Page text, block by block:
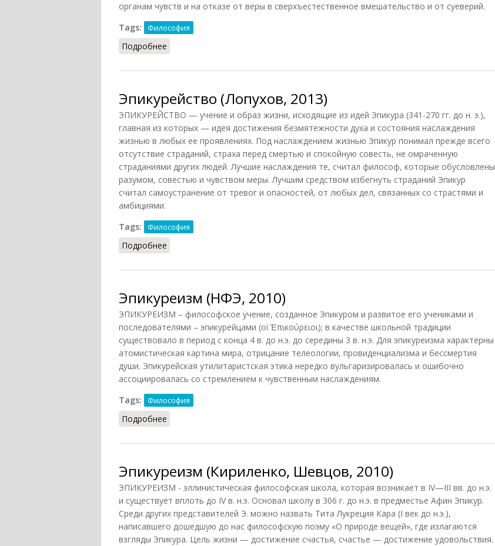
органам чувств и на отказе от веры в сверхъестественное вмешательство и от суеверий.
Tags:
Философия
Подробнее
Эпикурейство (Лопухов, 2013)
ЭПИКУРЕЙСТВО — учение и образ жизни, исходящие из идей Эпикура (341-270 гг. до н. э.),
главная из которых — идея достижения безмятежности духа и состояния наслаждения
жизнью в любых ее проявлениях. Под наслаждением жизнью Эпикур понимал прежде всего
отсутствие страданий, страха перед смертью и спокойную совесть, не омраченную
страданиями других людей. Лучшие наслаждения те, считал философ, которые обусловлены
разумом, совестью и чувством меры. Лучшим средством избегнуть страданий Эпикур
считал самоустранение от тревог и опасностей, от любых дел, связанных со страстями и
амбициями.
Tags:
Философия
Подробнее
Эпикуреизм (НФЭ, 2010)
ЭПИКУРЕИЗМ – философское учение, созданное Эпикуром и развитое его учениками и
последователями – эпикурейцами (οἱ Ἐπικούρειοι); в качестве школьной традиции
существовало в период с конца 4 в. до н.э. до середины 3 в. н.э. Для эпикуреизма характерны
атомистическая картина мира, отрицание телеологии, провиденциализма и бессмертия
души. Эпикурейская утилитаристская этика нередко вульгаризировалась и ошибочно
ассоциировалась со стремлением к чувственным наслаждениям.
Tags:
Философия
Подробнее
Эпикуреизм (Кириленко, Шевцов, 2010)
ЭПИКУРЕИЗМ - эллинистическая философская школа, которая возникает в IV—III вв. до н.э.
и существует вплоть до IV в. н.э. Основал школу в 306 г. до н.э. в предместье Афин Эпикур.
Среди других представителей Э. можно назвать Тита Лукреция Кара (I век до н.э.),
написавшего дошедшую до нас философскую поэму «О природе вещей», где излагаются
взгляды Эпикура. Цель жизни — достижение счастья, счастье — достижение удовольствия.